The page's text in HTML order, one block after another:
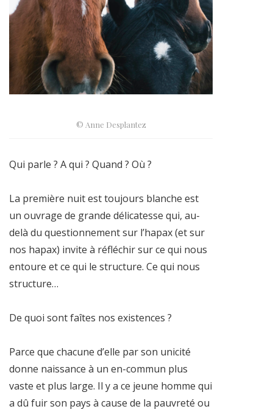
© Anne Desplantez
Qui parle ? A qui ? Quand ? Où ?
La première nuit est toujours blanche est
un ouvrage de grande délicatesse qui, au-
delà du questionnement sur l’hapax (et sur
nos hapax) invite à réfléchir sur ce qui nous
entoure et ce qui le structure. Ce qui nous
structure…
De quoi sont faîtes nos existences ?
Parce que chacune d’elle par son unicité
donne naissance à un en-commun plus
vaste et plus large. Il y a ce jeune homme qui
a dû fuir son pays à cause de la pauvreté ou